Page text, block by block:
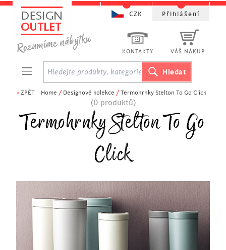
< ZPĚT Home / Designové kolekce / Termohrnky Stelton To Go Click
(0 produktů)
Termohrnky Stelton To Go
Click
KONTAKTY VÁŠ NÁKUP
CZK Přihlášení